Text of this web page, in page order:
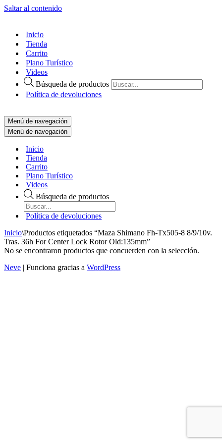
Saltar al contenido
Inicio
Tienda
Carrito
Plano Turístico
Videos
Búsqueda de productos
Política de devoluciones
Menú de navegación
Menú de navegación
Inicio
Tienda
Carrito
Plano Turístico
Videos
Búsqueda de productos
Política de devoluciones
Inicio\Productos etiquetados “Maza Shimano Fh-Tx505-8 8/9/10v.
Tras. 36h For Center Lock Rotor Old:135mm”
No se encontraron productos que concuerden con la selección.
Neve | Funciona gracias a WordPress